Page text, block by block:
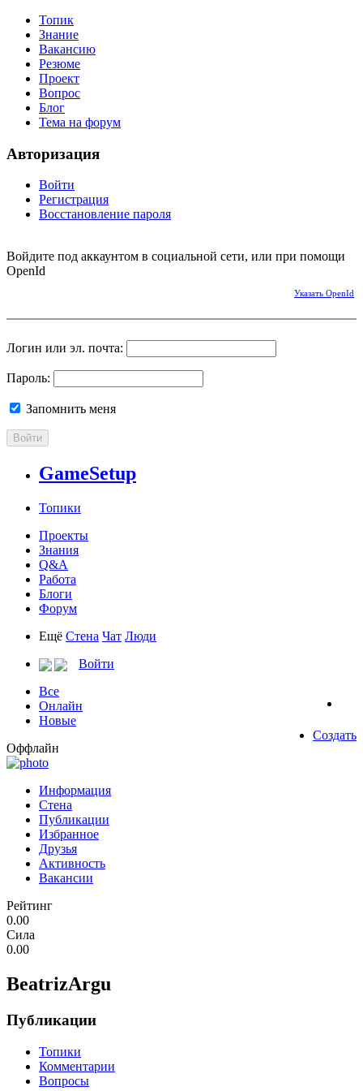
Топик
Знание
Вакансию
Резюме
Проект
Вопрос
Блог
Тема на форум
Авторизация
Войти
Регистрация
Восстановление пароля
Войдите под аккаунтом в социальной сети, или при помощи
OpenId
Указать OpenId
Логин или эл. почта:
Пароль:
Запомнить меня
Войти
GameSetup
Топики
Проекты
Знания
Q&A
Работа
Блоги
Форум
Ещё Стена Чат Люди
Войти
Все
Онлайн
Новые
Создать
Оффлайн
Информация
Стена
Публикации
Избранное
Друзья
Активность
Вакансии
Рейтинг
0.00
Сила
0.00
BeatrizArgu
Публикации
Топики
Комментарии
Вопросы